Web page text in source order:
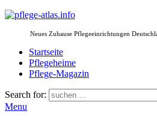
Neues Zuhause Pflegeeinrichtungen
Startseite
Pflegeheime
Pflege-Magazin
Search for:
Menu